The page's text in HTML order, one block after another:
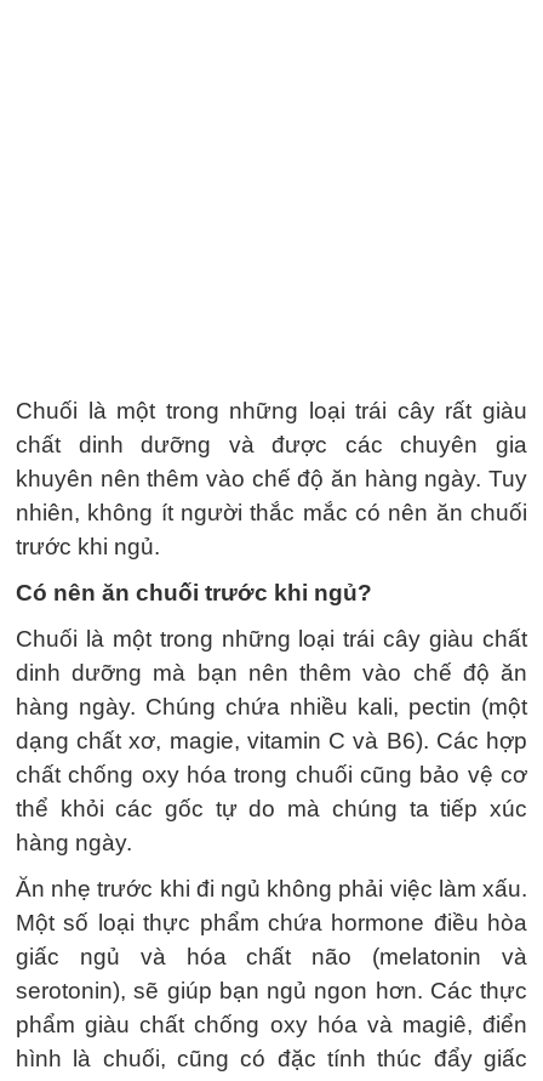
Chuối là một trong những loại trái cây rất giàu
chất dinh dưỡng và được các chuyên gia
khuyên nên thêm vào chế độ ăn hàng ngày. Tuy
nhiên, không ít người thắc mắc có nên ăn chuối
trước khi ngủ.
Có nên ăn chuối trước khi ngủ?
Chuối là một trong những loại trái cây giàu chất
dinh dưỡng mà bạn nên thêm vào chế độ ăn
hàng ngày. Chúng chứa nhiều kali, pectin (một
dạng chất xơ, magie, vitamin C và B6). Các hợp
chất chống oxy hóa trong chuối cũng bảo vệ cơ
thể khỏi các gốc tự do mà chúng ta tiếp xúc
hàng ngày.
Ăn nhẹ trước khi đi ngủ không phải việc làm xấu.
Một số loại thực phẩm chứa hormone điều hòa
giấc ngủ và hóa chất não (melatonin và
serotonin), sẽ giúp bạn ngủ ngon hơn. Các thực
phẩm giàu chất chống oxy hóa và magiê, điển
hình là chuối, cũng có đặc tính thúc đẩy giấc